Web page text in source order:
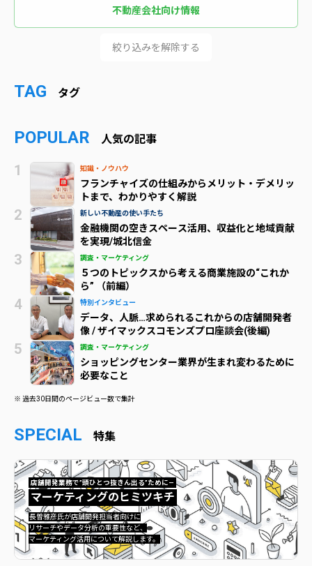
不動産会社向け情報
絞り込みを解除する
TAG タグ
POPULAR 人気の記事
知識・ノウハウ
フランチャイズの仕組みからメリット・デメリッ
トまで、わかりやすく解説
新しい不動産の使い手たち
金融機関の空きスペース活用、収益化と地域貢献
を実現/城北信金
調査・マーケティング
５つのトピックスから考える商業施設の“これか
ら” （前編）
特別インタビュー
データ、人脈…求められるこれからの店舗開発者
像 / ザイマックスコモンズプロ座談会(後編)
調査・マーケティング
ショッピングセンター業界が生まれ変わるために
必要なこと
※ 過去30日間のページビュー数で集計
SPECIAL 特集
店舗開発業務で”頭ひとつ抜きん出る”ために—
マーケティングのヒミツキチ
長曽雅彦氏が店舗開発担当者向けに
リサーチやデータ分析の重要性など、
マーケティング活用について解説します。
マーケティングのヒミツキチ">